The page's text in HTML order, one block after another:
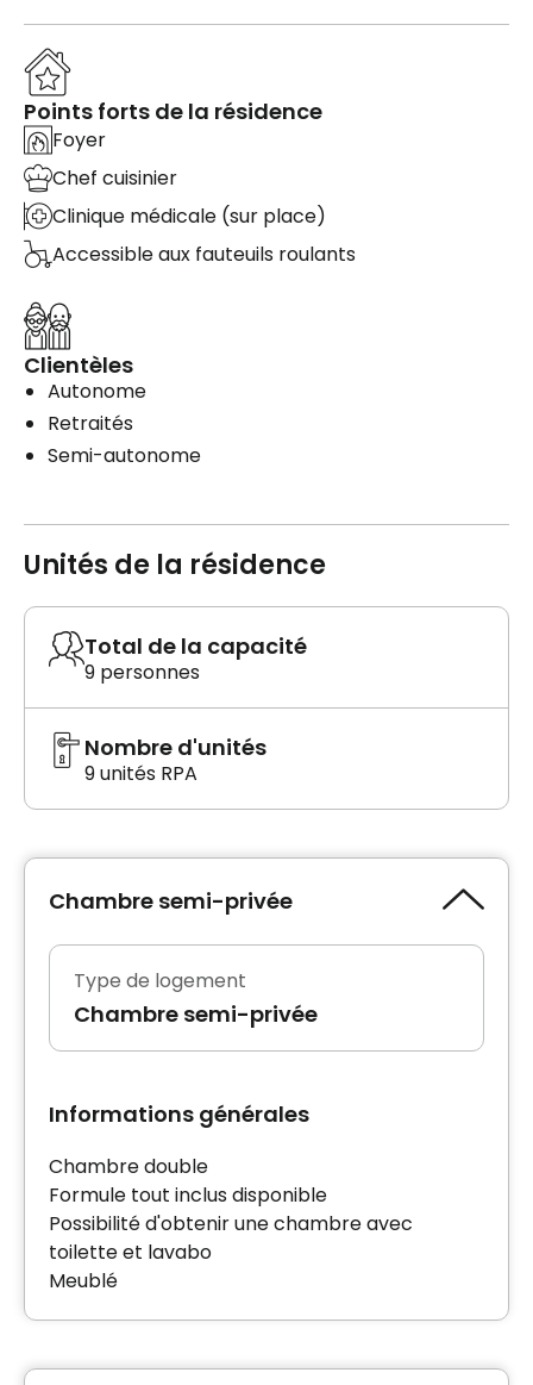
Points forts de la résidence
Foyer
Chef cuisinier
Clinique médicale (sur place)
Accessible aux fauteuils roulants
Clientèles
Autonome
Retraités
Semi-autonome
Unités de la résidence
Total de la capacité
9 personnes
Nombre d'unités
9 unités RPA
Chambre semi-privée
Type de logement
Chambre semi-privée
Informations générales
Chambre double
Formule tout inclus disponible
Possibilité d'obtenir une chambre avec
toilette et lavabo
Meublé